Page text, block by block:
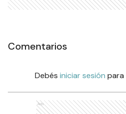
Comentarios
Debés iniciar sesión
Ads